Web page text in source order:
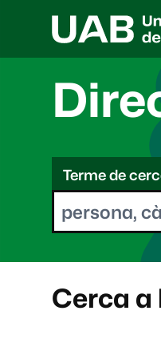
C
eTerme de
Cerca